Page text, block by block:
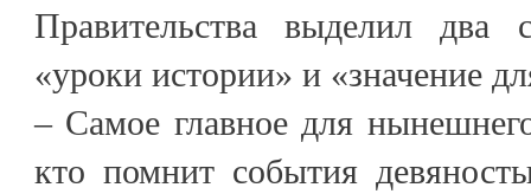
Правительства выделил два
«уроки истории» и «значение
– Самое главное для
кто помнит события